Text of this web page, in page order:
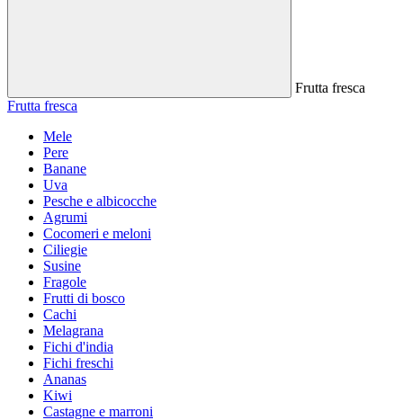
Frutta fresca
Frutta fresca
Mele
Pere
Banane
Uva
Pesche e albicocche
Agrumi
Cocomeri e meloni
Ciliegie
Susine
Fragole
Frutti di bosco
Cachi
Melagrana
Fichi d'india
Fichi freschi
Ananas
Kiwi
Castagne e marroni